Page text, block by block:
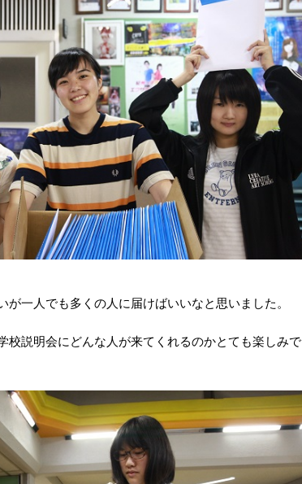
が一人でも多くの人に届けばいいなと思いました。
校説明会にどんな人が来てくれるのかとても楽しみで